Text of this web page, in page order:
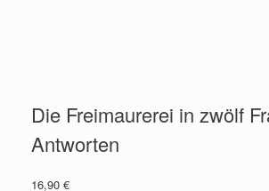
Die Freimaurerei in zwölf
Antworten
16,90 €